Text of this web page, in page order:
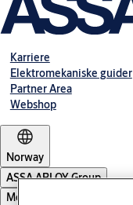
Karriere
Elektromekaniske guider
Partner Area
Webshop
Norway
ASSA ABLOY Group
Meny